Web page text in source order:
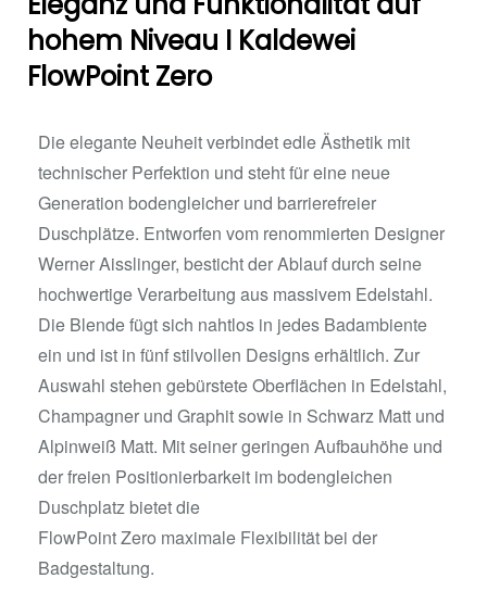
hohem Niveau I Kaldewei
FlowPoint Zero
Die elegante Neuheit verbindet edle Ästhetik mit
technischer Perfektion und steht für eine neue
Generation bodengleicher und barrierefreier
Duschplätze. Entworfen vom renommierten Designer
Werner Aisslinger, besticht der Ablauf durch seine
hochwertige Verarbeitung aus massivem Edelstahl.
Die Blende fügt sich nahtlos in jedes Badambiente
ein und ist in fünf stilvollen Designs erhältlich. Zur
Auswahl stehen gebürstete Oberflächen in Edelstahl,
Champagner und Graphit sowie in Schwarz Matt und
Alpinweiß Matt. Mit seiner geringen Aufbauhöhe und
der freien Positionierbarkeit im bodengleichen
Duschplatz bietet die
FlowPoint Zero maximale Flexibilität bei der
Badgestaltung.